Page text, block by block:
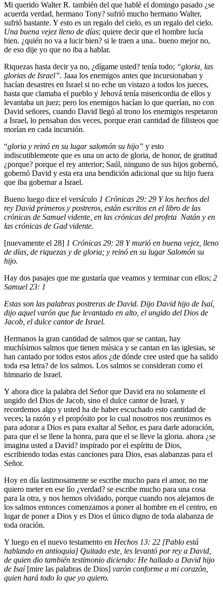
Mi querido Walter R. también del que hablé el domingo pasado ¿se
acuerda verdad, hermano Tony? sufrió mucho hermano Walter,
sufrió bastante. Y esto es un regalo del cielo, es un regalo del cielo.
Una buena vejez lleno de días; quiere decir que el hombre lucía
bien. ¿quién no va a lucir bien? si le traen a una.. bueno mejor no,
de eso dije yo que no iba a hablar.
Riquezas hasta decir ya no, ¿dígame usted? tenía todo; “gloria, las
glorias de Israel”. Jaaa los enemigos antes que incursionaban y
hacían desastres en Israel si no eche un vistazo a todos los jueces,
hasta que clamaba el pueblo y Jehová tenía misericordia de ellos y
levantaba un juez; pero los enemigos hacían lo que querían, no con
David señores, cuando David llegó al trono los enemigos respetaron
a Israel, lo pensaban dos veces, porque eran cantidad de filisteos que
morían en cada incursión.
“gloria y reinó en su lugar salomón su hijo” y esto
indiscutiblemente que es una un acto de gloria, de honor, de gratitud
¿porque? porque el rey anterior; Saúl, ninguno de sus hijos gobernó,
gobernó David y esta era una bendición adicional que su hijo fuera
que iba gobernar a Israel.
Bueno luego dice el versículo 1 Crónicas 29: 29 Y los hechos del
rey David primeros y postreros, están escritos en el libro de las
crónicas de Samuel vidente, en las crónicas del profeta Natán y en
las crónicas de Gad vidente.
[nuevamente el 28] 1 Crónicas 29: 28 Y murió en buena vejez, lleno
de días, de riquezas y de gloria; y reinó en su lugar Salomón su
hijo.
Hay dos pasajes que me gustaría que veamos y terminar con ellos; 2
Samuel 23: 1
Estas son las palabras postreras de David. Dijo David hijo de Isaí,
dijo aquel varón que fue levantado en alto, el ungido del Dios de
Jacob, el dulce cantor de Israel.
Hermanos la gran cantidad de salmos que se cantan, hay
muchísimos salmos que tienen música y se cantan en las iglesias, se
han cantado por todos estos años ¿de dónde cree usted que ha salido
toda esa letra? de los salmos. Los salmos se consideran como el
himnario de Israel.
Y ahora dice la palabra del Señor que David era no solamente el
ungido del Dios de Jacob, sino el dulce cantor de Israel, y
recordemos algo y usted ha de haber escuchado esto cantidad de
veces; la razón y el propósito por lo cual nosotros nos reunimos es
para adorar a Dios es para exaltar al Señor, es para darle adoración,
para que el se llene la honra, para que el se lleve la gloria. ahora ¿se
imagina usted a David? inspirado por el espíritu de Dios,
escribiendo todas estas canciones para Dios, esas alabanzas para el
Señor.
Hoy en día lastimosamente se escribe mucho para el amor, no me
quiero meter en ese lío ¿verdad? se escribe mucho para una cosa
para la otra, y nos hemos olvidado, porque cuando nos alejamos de
los salmos entonces comenzamos a poner al hombre en el centro, en
lugar de poner a Dios y es Dios el único digno de toda alabanza de
toda oración.
Y luego en el nuevo testamento en Hechos 13: 22 [Pablo está
hablando en antioquia] Quitado este, les levantó por rey a David,
de quien dio también testimonio diciendo: He hallado a David hijo
de Isaí[mire las palabras de Dios] varón conforme a mi corazón,
quien hará todo lo que yo quiero.